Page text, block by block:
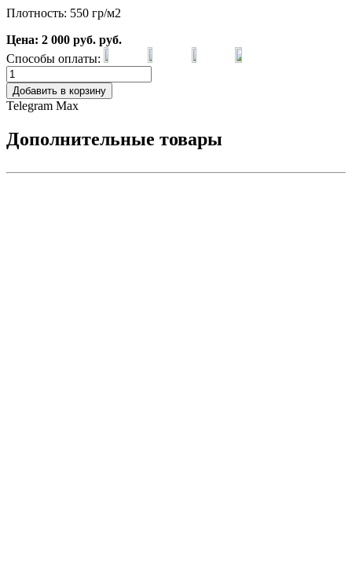
Плотность: 550 гр/м2
Цена: 2 000 руб. руб.
Способы оплаты:
Добавить в корзину
Telegram Max
Дополнительные товары